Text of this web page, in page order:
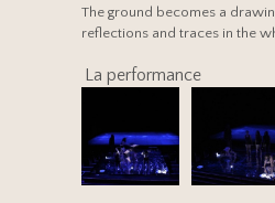
The ground becomes a
reflections and traces in the
La performance